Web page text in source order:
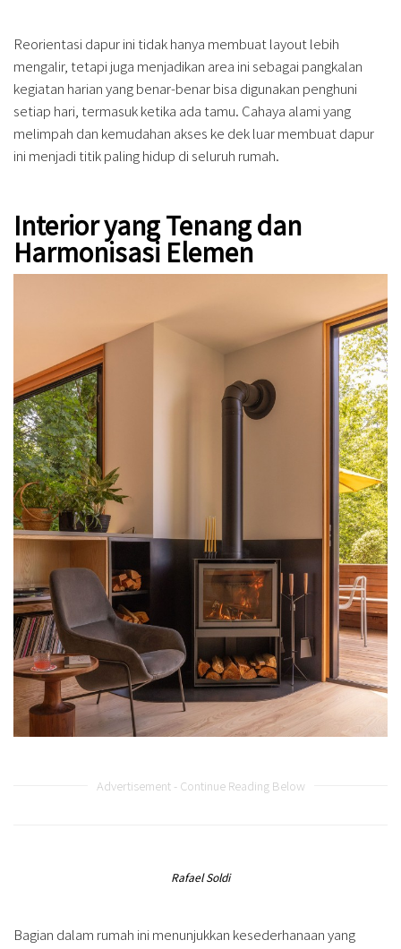
Reorientasi dapur ini tidak hanya membuat layout lebih
mengalir, tetapi juga menjadikan area ini sebagai pangkalan
kegiatan harian yang benar-benar bisa digunakan penghuni
setiap hari, termasuk ketika ada tamu. Cahaya alami yang
melimpah dan kemudahan akses ke dek luar membuat dapur
ini menjadi titik paling hidup di seluruh rumah.
Interior yang Tenang dan
Harmonisasi Elemen
Advertisement - Continue Reading Below
Rafael Soldi
Bagian dalam rumah ini menunjukkan kesederhanaan yang